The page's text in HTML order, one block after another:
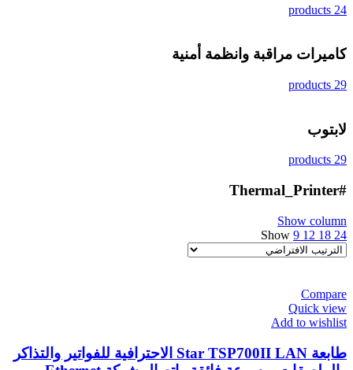
24 products
كاميرات مراقبة وانظمة أمنية
29 products
لابتوب
29 products
#Thermal_Printer
Show column
Show 9 12 18 24
Compare
Quick view
Add to wishlist
طابعة Star TSP700II LAN الاحترافية للفواتير والتذاكر